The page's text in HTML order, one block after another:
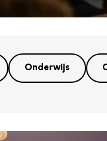
Onderwijs